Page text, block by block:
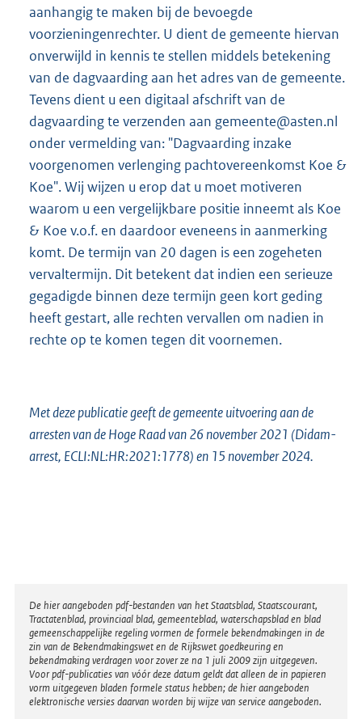
aanhangig te maken bij de bevoegde
voorzieningenrechter. U dient de gemeente hiervan
onverwijld in kennis te stellen middels betekening
van de dagvaarding aan het adres van de gemeente.
Tevens dient u een digitaal afschrift van de
dagvaarding te verzenden aan gemeente@asten.nl
onder vermelding van: "Dagvaarding inzake
voorgenomen verlenging pachtovereenkomst Koe &
Koe". Wij wijzen u erop dat u moet motiveren
waarom u een vergelijkbare positie inneemt als Koe
& Koe v.o.f. en daardoor eveneens in aanmerking
komt. De termijn van 20 dagen is een zogeheten
vervaltermijn. Dit betekent dat indien een serieuze
gegadigde binnen deze termijn geen kort geding
heeft gestart, alle rechten vervallen om nadien in
rechte op te komen tegen dit voornemen.
Met deze publicatie geeft de gemeente uitvoering aan de
arresten van de Hoge Raad van 26 november 2021 (Didam-
arrest, ECLI:NL:HR:2021:1778) en 15 november 2024.
Disclaimer
De hier aangeboden pdf-bestanden van het Staatsblad, Staatscourant,
Tractatenblad, provinciaal blad, gemeenteblad, waterschapsblad en blad
gemeenschappelijke regeling vormen de formele bekendmakingen in de
zin van de Bekendmakingswet en de Rijkswet goedkeuring en
bekendmaking verdragen voor zover ze na 1 juli 2009 zijn uitgegeven.
Voor pdf-publicaties van vóór deze datum geldt dat alleen de in papieren
vorm uitgegeven bladen formele status hebben; de hier aangeboden
elektronische versies daarvan worden bij wijze van service aangeboden.